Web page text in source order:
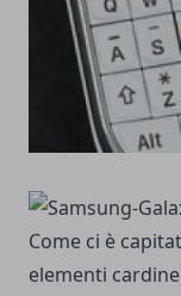
Come ci è
elementi